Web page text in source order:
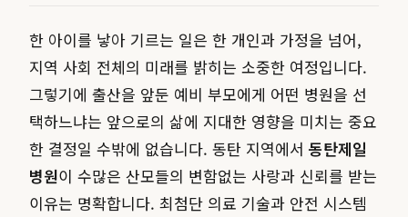
한 아이를 낳아 기르는 일은 한 개인과 가정을 넘어,
지역 사회 전체의 미래를 밝히는 소중한 여정입니다.
그렇기에 출산을 앞둔 예비 부모에게 어떤 병원을 선
택하느냐는 앞으로의 삶에 지대한 영향을 미치는 중요
한 결정일 수밖에 없습니다. 동탄 지역에서 동탄제일
병원이 수많은 산모들의 변함없는 사랑과 신뢰를 받는
이유는 명확합니다. 최첨단 의료 기술과 안전 시스템